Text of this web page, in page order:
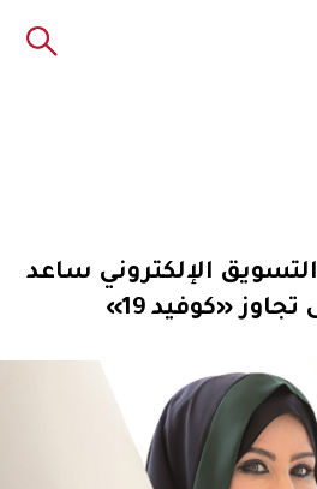
الإلكتروني ساعد
«كوفيد 19»